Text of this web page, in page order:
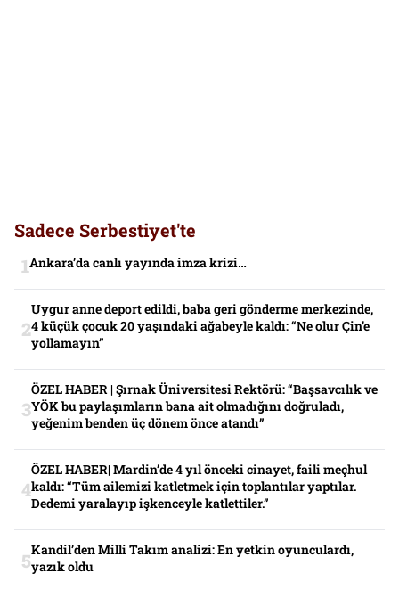
Sadece Serbestiyet'te
Ankara’da canlı yayında imza krizi…
Uygur anne deport edildi, baba geri gönderme merkezinde,
4 küçük çocuk 20 yaşındaki ağabeyle kaldı: “Ne olur Çin’e
yollamayın”
ÖZEL HABER | Şırnak Üniversitesi Rektörü: “Başsavcılık ve
YÖK bu paylaşımların bana ait olmadığını doğruladı,
yeğenim benden üç dönem önce atandı”
ÖZEL HABER| Mardin’de 4 yıl önceki cinayet, faili meçhul
kaldı: “Tüm ailemizi katletmek için toplantılar yaptılar.
Dedemi yaralayıp işkenceyle katlettiler.”
Kandil’den Milli Takım analizi: En yetkin oyunculardı,
yazık oldu